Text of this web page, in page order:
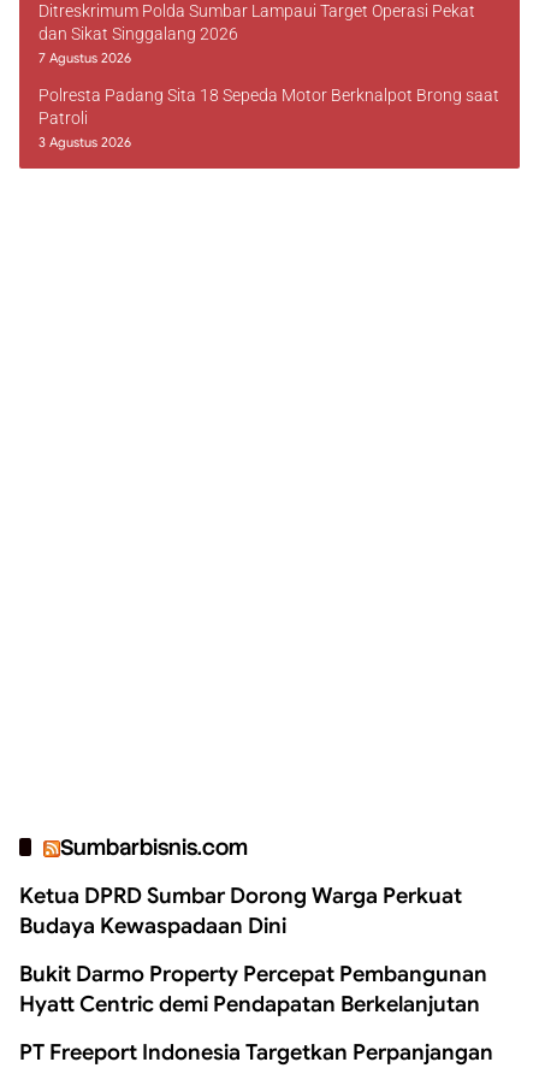
Ditreskrimum Polda Sumbar Lampaui Target Operasi Pekat
dan Sikat Singgalang 2026
7 Agustus 2026
Polresta Padang Sita 18 Sepeda Motor Berknalpot Brong saat
Patroli
3 Agustus 2026
Sumbarbisnis.com
Ketua DPRD Sumbar Dorong Warga Perkuat
Budaya Kewaspadaan Dini
Bukit Darmo Property Percepat Pembangunan
Hyatt Centric demi Pendapatan Berkelanjutan
PT Freeport Indonesia Targetkan Perpanjangan